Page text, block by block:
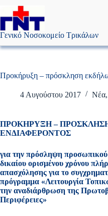
Μετάβαση
περιεχόμενο
Γενικό Νοσοκομείο Τρικάλων
Προκήρυξη – πρόσκληση
4 Αυγούστου 2017 Νέα,
ΠΡΟΚΗΡΥΞΗ –
ΕΝΔΙΑΦΕΡΟΝΤΟΣ
για την πρόσληψη
δικαίου ορισμένου χρόνου
απασχόλησης για το
πρόγραμμα «Λειτουργία
την αναδιάρθρωση της
Περιφέρειες»